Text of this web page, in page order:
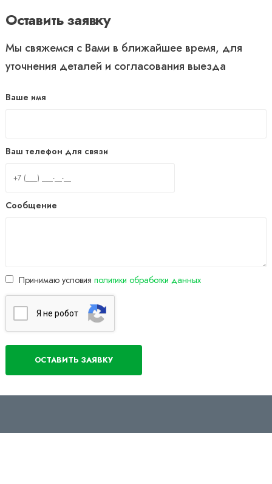
Оставить заявку
Мы свяжемся с Вами в ближайшее время, для
уточнения деталей и согласования выезда
Ваше имя
Ваш телефон для связи
Сообщение
Принимаю условия политики обработки данных
Я нe poбoт